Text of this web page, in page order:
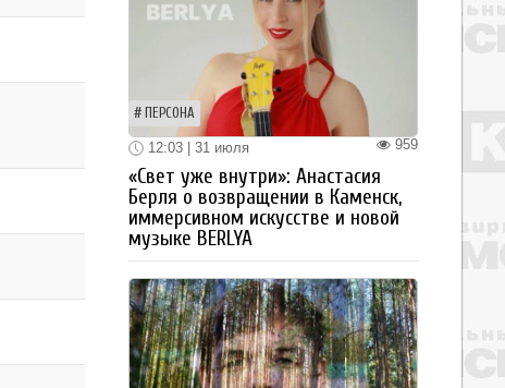
ПЕРСОНА
959
12:03 | 31 июля
«Свет уже внутри»: Анастасия
Берля о возвращении в Каменск,
иммерсивном искусстве и новой
музыке BERLYA